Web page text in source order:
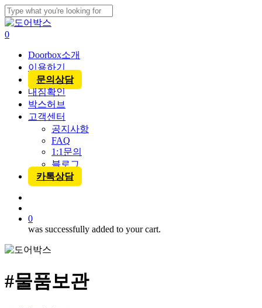
Skip
to
main
content
Close
Search
account
0
Doorbox소개
이용하기
문의상담
내짐확인
박스허브
고객센터
공지사항
FAQ
1:1문의
블로그
카톡상담
0
was successfully added to your cart.
#물품보관